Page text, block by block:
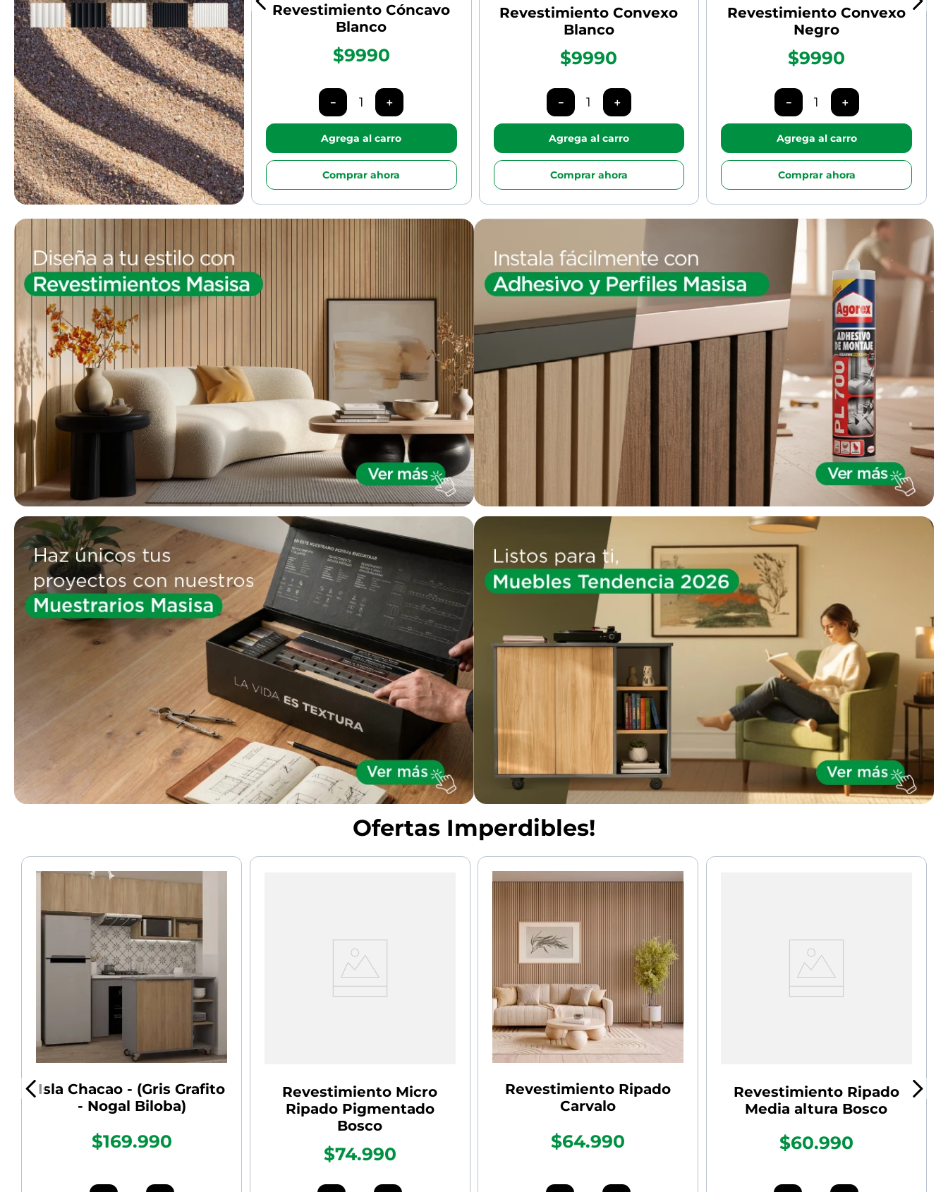
Revestimiento Cóncavo
Blanco
$9990
＋
－
Agrega al carro
Comprar ahora
Revestimiento Convexo
Blanco
$9990
＋
－
Agrega al carro
Comprar ahora
Revestimiento Convexo
Negro
$9990
＋
－
Agrega al carro
Comprar ahora
Ofertas Imperdibles!
Isla Chacao - (Gris Grafito
- Nogal Biloba)
$169.990
Revestimiento Micro
Ripado Pigmentado
Bosco
$74.990
Revestimiento Ripado
Carvalo
$64.990
Revestimiento Ripado
Media altura Bosco
$60.990